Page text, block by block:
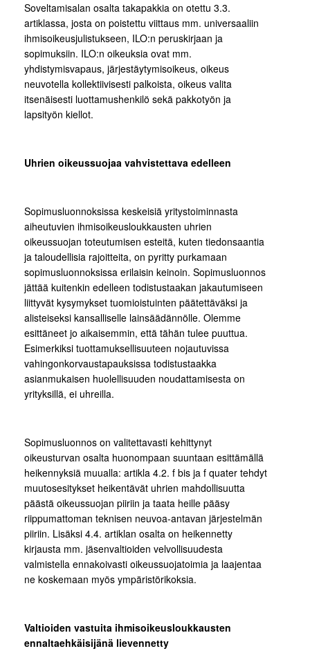
Soveltamisalan osalta takapakkia on otettu 3.3.
artiklassa, josta on poistettu viittaus mm. universaaliin
ihmisoikeusjulistukseen, ILO:n peruskirjaan ja
sopimuksiin. ILO:n oikeuksia ovat mm.
yhdistymisvapaus, järjestäytymisoikeus, oikeus
neuvotella kollektiivisesti palkoista, oikeus valita
itsenäisesti luottamushenkilö sekä pakkotyön ja
lapsityön kiellot.
Uhrien oikeussuojaa vahvistettava edelleen
Sopimusluonnoksissa keskeisiä yritystoiminnasta
aiheutuvien ihmisoikeusloukkausten uhrien
oikeussuojan toteutumisen esteitä, kuten tiedonsaantia
ja taloudellisia rajoitteita, on pyritty purkamaan
sopimusluonnoksissa erilaisin keinoin. Sopimusluonnos
jättää kuitenkin edelleen todistustaakan jakautumiseen
liittyvät kysymykset tuomioistuinten päätettäväksi ja
alisteiseksi kansalliselle lainsäädännölle. Olemme
esittäneet jo aikaisemmin, että tähän tulee puuttua.
Esimerkiksi tuottamuksellisuuteen nojautuvissa
vahingonkorvaustapauksissa todistustaakka
asianmukaisen huolellisuuden noudattamisesta on
yrityksillä, ei uhreilla.
Sopimusluonnos on valitettavasti kehittynyt
oikeusturvan osalta huonompaan suuntaan esittämällä
heikennyksiä muualla: artikla 4.2. f bis ja f quater tehdyt
muutosesitykset heikentävät uhrien mahdollisuutta
päästä oikeussuojan piiriin ja taata heille pääsy
riippumattoman teknisen neuvoa-antavan järjestelmän
piiriin. Lisäksi 4.4. artiklan osalta on heikennetty
kirjausta mm. jäsenvaltioiden velvollisuudesta
valmistella ennakoivasti oikeussuojatoimia ja laajentaa
ne koskemaan myös ympäristörikoksia.
Valtioiden vastuita ihmisoikeusloukkausten
ennaltaehkäisijänä lievennetty